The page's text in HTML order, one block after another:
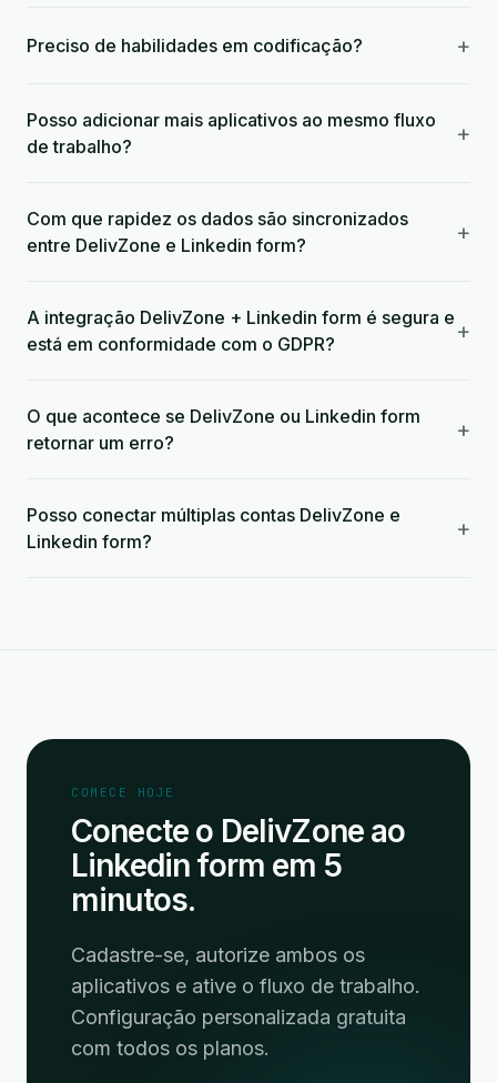
Preciso de habilidades em codificação? +
Posso adicionar mais aplicativos ao mesmo fluxo
de trabalho?
+
Com que rapidez os dados são sincronizados
entre DelivZone e Linkedin form?
+
A integração DelivZone + Linkedin form é segura e
está em conformidade com o GDPR?
+
O que acontece se DelivZone ou Linkedin form
retornar um erro?
+
Posso conectar múltiplas contas DelivZone e
Linkedin form?
+
COMECE HOJE
Conecte o DelivZone ao
Linkedin form em 5
minutos.
Cadastre-se, autorize ambos os
aplicativos e ative o fluxo de trabalho.
Configuração personalizada gratuita
com todos os planos.